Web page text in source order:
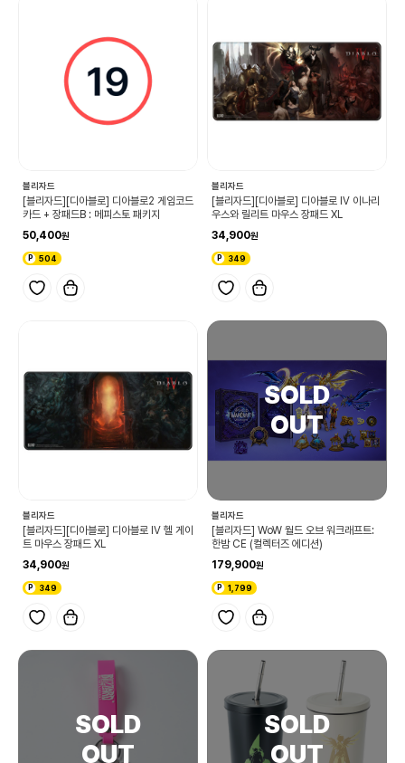
블리자드
[블리자드][디아블로] 디아블로2 게임코드
카드 + 장패드B : 메피스토 패키지
50,400
504
블리자드
[블리자드][디아블로] 디아블로 IV 이나리
우스와 릴리트 마우스 장패드 XL
34,900
349
블리자드
[블리자드][디아블로] 디아블로 IV 헬 게이
트 마우스 장패드 XL
34,900
349
블리자드
[블리자드] WoW 월드 오브 워크래프트:
한밤 CE (컬렉터즈 에디션)
179,900
1,799